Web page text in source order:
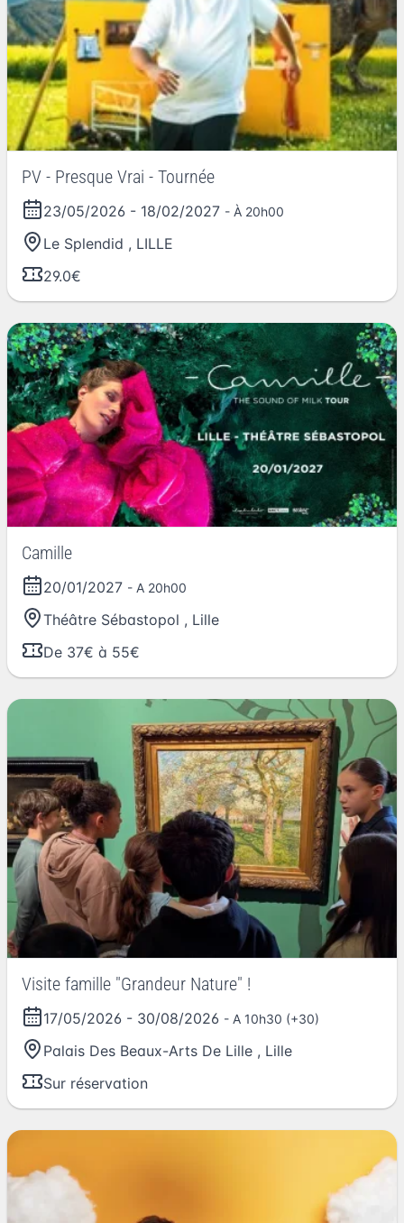
PV - Presque Vrai - Tournée
23/05/2026 - 18/02/2027 - À 20h00
Le Splendid , LILLE
29.0€
Camille
20/01/2027 - A 20h00
Théâtre Sébastopol , Lille
De 37€ à 55€
Visite famille "Grandeur Nature" !
17/05/2026 - 30/08/2026 - A 10h30 (+30)
Palais Des Beaux-Arts De Lille , Lille
Sur réservation